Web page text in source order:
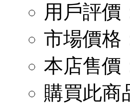
用戶評價
市場價格
本店售價
購買此商